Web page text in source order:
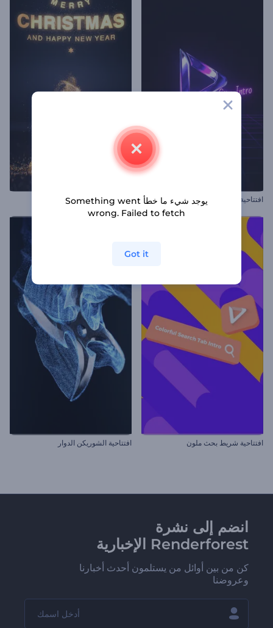
افتتاحية أضواء نيون فايس سيتي افتتاحية شجرة لامعة عملية
افتتاحية شريط بحث ملون افتتاحية الشوريكن الدوار
انضم إلى نشرة
Renderforest الإخبارية
كن من بين أوائل من يستلمون أحدث أخبارنا
وعروضنا
يوجد شيء ما خطأ Something went
wrong. Failed to fetch
Got it